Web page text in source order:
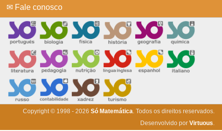
✉ Fale conosco
Copyright © 1998 - 2026 Só Matemática. Todos os direitos reservados.
Desenvolvido por Virtuous.